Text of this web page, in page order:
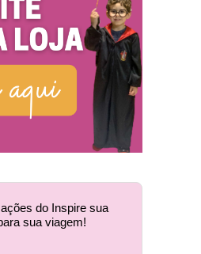
do Inspire sua
sua viagem!